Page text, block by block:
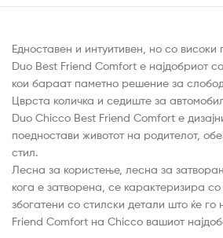
Едноставен и интуитивен, но со
Duo Best Friend Comfort е најдобриот
кои бараат паметно решение за
Цврста количка и седиште за
Duo Chicco Best Friend Comfort е
поедностави животот на родителот,
стил.
Лесна за користење, лесна за
кога е затворена, се карактеризира
збогатени со стилски детали што ќе го
Friend Comfort на Chicco вашиот